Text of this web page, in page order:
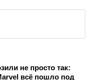
не просто так:
всё пошло под